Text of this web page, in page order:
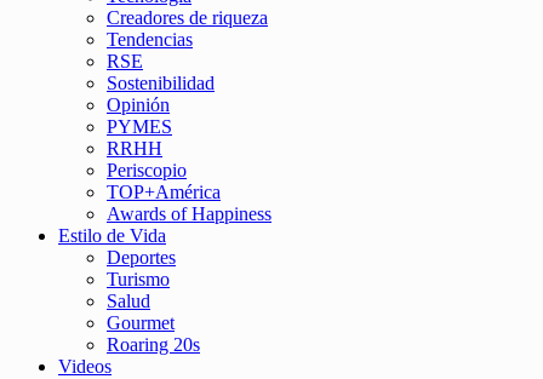
Creadores de riqueza
Tendencias
RSE
Sostenibilidad
Opinión
PYMES
RRHH
Periscopio
TOP+América
Awards of Happiness
Estilo de Vida
Deportes
Turismo
Salud
Gourmet
Roaring 20s
Videos